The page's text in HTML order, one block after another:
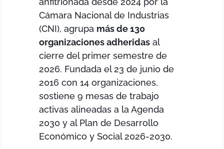
Cámara Nacional de Industrias
(CNI), agrupa más de 130
organizaciones adheridas al
cierre del primer semestre de
2026. Fundada el 23 de junio de
2016 con 14 organizaciones,
sostiene 9 mesas de trabajo
activas alineadas a la Agenda
2030 y al Plan de Desarrollo
Económico y Social 2026-2030.